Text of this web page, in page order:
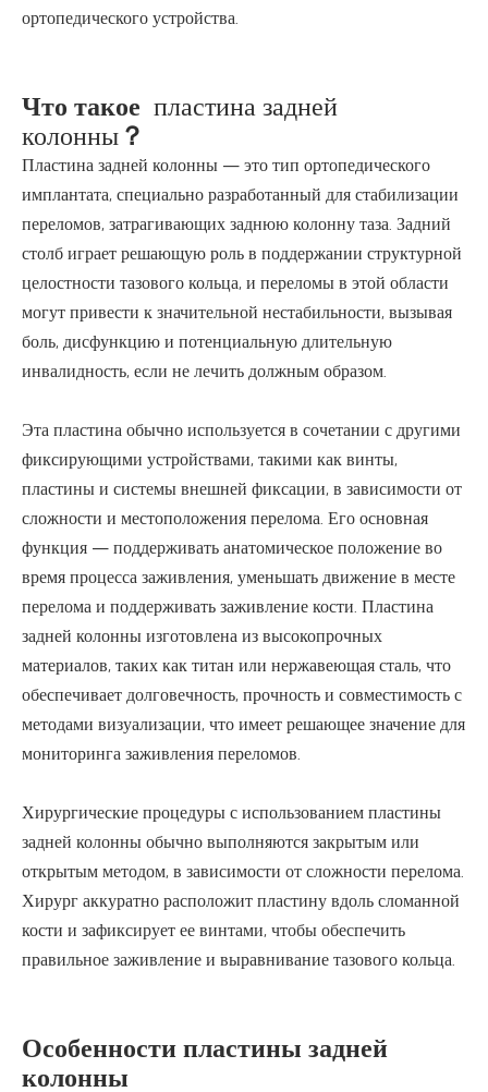
ортопедического устройства.
Что такое пластина задней
колонны ？
Пластина задней колонны — это тип ортопедического
имплантата, специально разработанный для стабилизации
переломов, затрагивающих заднюю колонну таза. Задний
столб играет решающую роль в поддержании структурной
целостности тазового кольца, и переломы в этой области
могут привести к значительной нестабильности, вызывая
боль, дисфункцию и потенциальную длительную
инвалидность, если не лечить должным образом.
Эта пластина обычно используется в сочетании с другими
фиксирующими устройствами, такими как винты,
пластины и системы внешней фиксации, в зависимости от
сложности и местоположения перелома. Его основная
функция — поддерживать анатомическое положение во
время процесса заживления, уменьшать движение в месте
перелома и поддерживать заживление кости. Пластина
задней колонны изготовлена ​​из высокопрочных
материалов, таких как титан или нержавеющая сталь, что
обеспечивает долговечность, прочность и совместимость с
методами визуализации, что имеет решающее значение для
мониторинга заживления переломов.
Хирургические процедуры с использованием пластины
задней колонны обычно выполняются закрытым или
открытым методом, в зависимости от сложности перелома.
Хирург аккуратно расположит пластину вдоль сломанной
кости и зафиксирует ее винтами, чтобы обеспечить
правильное заживление и выравнивание тазового кольца.
Особенности пластины задней
колонны